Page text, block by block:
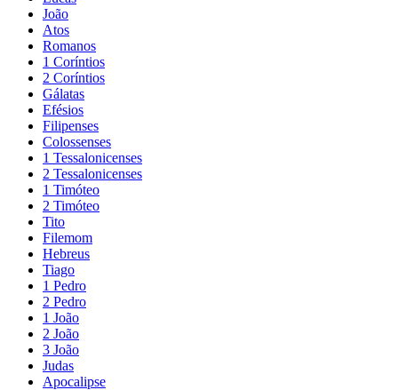
João
Atos
Romanos
1 Coríntios
2 Coríntios
Gálatas
Efésios
Filipenses
Colossenses
1 Tessalonicenses
2 Tessalonicenses
1 Timóteo
2 Timóteo
Tito
Filemom
Hebreus
Tiago
1 Pedro
2 Pedro
1 João
2 João
3 João
Judas
Apocalipse